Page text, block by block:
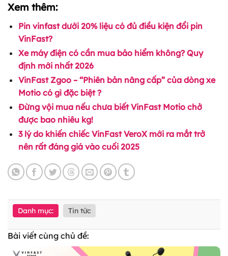
Xem thêm:
Pin vinfast dưới 20% liệu có đủ điều kiện đổi pin
VinFast?
Xe máy điện có cần mua bảo hiểm không? Quy
định mới nhất 2026
VinFast Zgoo – “Phiên bản nâng cấp” của dòng xe
Motio có gì đặc biệt ?
Đừng vội mua nếu chưa biết VinFast Motio chở
được bao nhiêu kg!
3 lý do khiến chiếc VinFast VeroX mới ra mắt trở
nên rất đáng giá vào cuối 2025
Danh mục: Tin tức
Bài viết cùng chủ đề: